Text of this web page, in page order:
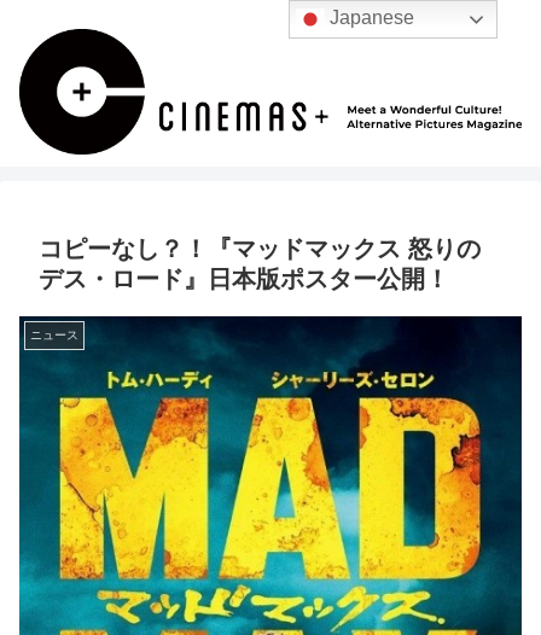
コピーなし？！『マッドマックス 怒りの
デス・ロード』日本版ポスター公開！
ニュース
Japanese